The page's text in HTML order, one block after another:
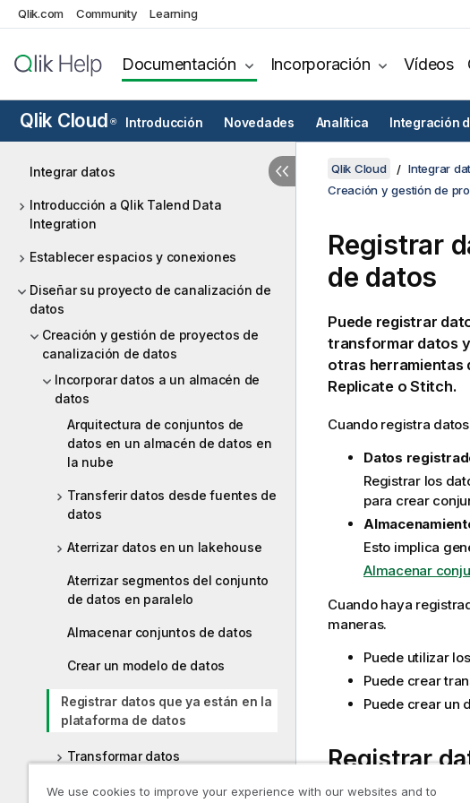
Qlik.com Community Learning
Documentación Incorporación Vídeos
Qlik Cloud ® Introducción Novedades Analítica Integración
Integrar datos
Introducción a Qlik Talend Data
Integration
Establecer espacios y conexiones
Diseñar su proyecto de canalización de
datos
Creación y gestión de proyectos de
canalización de datos
Incorporar datos a un almacén de
datos
Arquitectura de conjuntos de
datos en un almacén de datos en
la nube
Transferir datos desde fuentes de
datos
Aterrizar datos en un lakehouse
Aterrizar segmentos del conjunto
de datos en paralelo
Almacenar conjuntos de datos
Crear un modelo de datos
Registrar datos que ya están en la
plataforma de datos
Transformar datos
Crear y administrar data marts
Qlik Cloud Integrar
Creación y gestión de
Registrar
de datos
Puede registrar
transformar datos
otras herramientas
Replicateo Stitch.
Cuando registra
Datos
Registrar los
para crear
Esto implica
Almacenar
Cuando haya
maneras.
Puede utilizar
Puede crear
Puede crear un
Registrar
We use cookies to improve your experience with our websites and to